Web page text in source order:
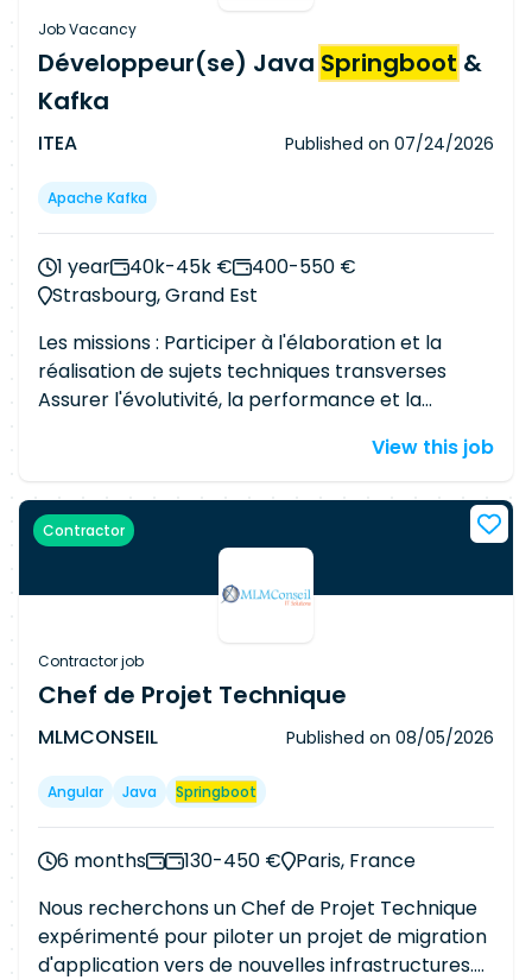
Job Vacancy
Développeur(se) Java Springboot &
Kafka
ITEA Published on 07/24/2026
Apache Kafka
1 year 40k-45k €
400-550 €
Strasbourg, Grand Est
Les missions : Participer à l'élaboration et la
réalisation de sujets techniques transverses
Assurer l'évolutivité, la performance et la
choix techniques de l'équipe en matière de
l'intégration continue et aux outils de qualité de
code du client Implémenter des solutions
développements livrés (réalisation de tests
des anomalies
View this job
Contractor
Contractor job
Chef de Projet Technique
MLMCONSEIL Published on 08/05/2026
Angular Java Springboot
6 months 130-450 €
Paris, France
Nous recherchons un Chef de Projet Technique
expérimenté pour piloter un projet de migration
d'application vers de nouvelles infrastructures.